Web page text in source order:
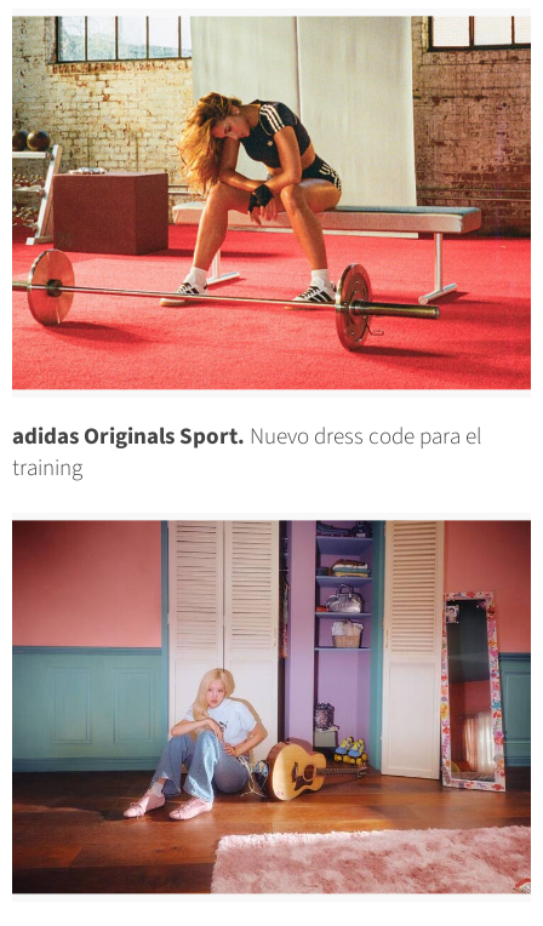
adidas Originals Sport. Nuevo dress code para el
training